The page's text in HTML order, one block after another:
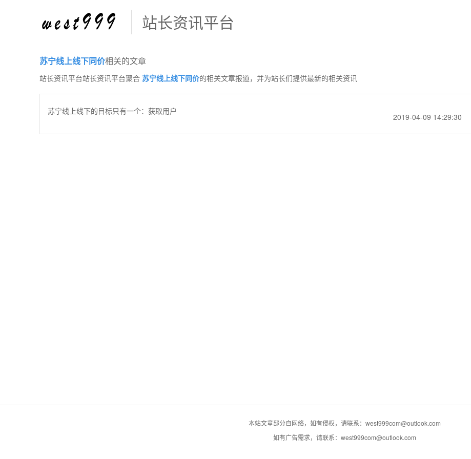
站长资讯平台
苏宁线上线下同价相关的文章
站长资讯平台站长资讯平台聚合 苏宁线上线下同价的相关文章报道，并为站长们提供最新的相关资讯
苏宁线上线下的目标只有一个：获取用户
2019-04-09 14:29:30
本站文章部分自网络，如有侵权，请联系：west999com@outlook.com
如有广告需求，请联系：west999com@outlook.com